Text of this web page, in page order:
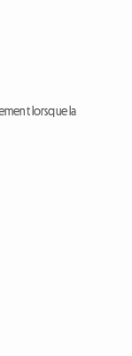
lorsque la